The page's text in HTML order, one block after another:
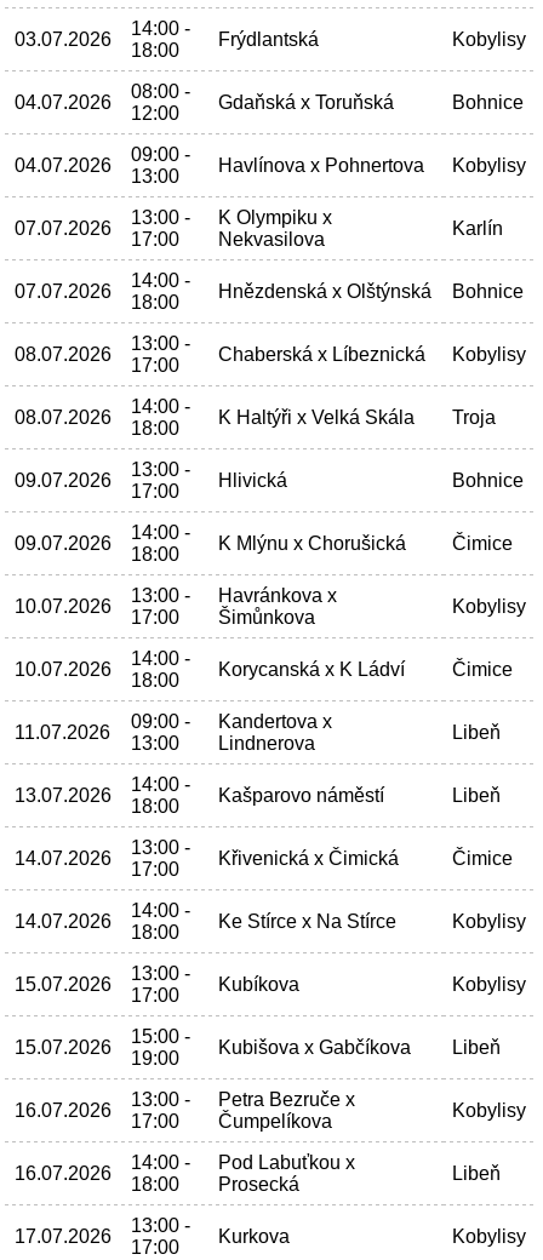
03.07.2026
14:00 -
18:00
Frýdlantská Kobylisy
04.07.2026
08:00 -
12:00
Gdaňská x Toruňská Bohnice
04.07.2026
09:00 -
13:00
Havlínova x Pohnertova Kobylisy
07.07.2026
13:00 -
17:00
K Olympiku x
Nekvasilova
Karlín
07.07.2026
14:00 -
18:00
Hnězdenská x Olštýnská Bohnice
08.07.2026
13:00 -
17:00
Chaberská x Líbeznická Kobylisy
08.07.2026
14:00 -
18:00
K Haltýři x Velká Skála Troja
09.07.2026
13:00 -
17:00
Hlivická Bohnice
09.07.2026
14:00 -
18:00
K Mlýnu x Chorušická Čimice
10.07.2026
13:00 -
17:00
Havránkova x
Šimůnkova
Kobylisy
10.07.2026
14:00 -
18:00
Korycanská x K Ládví Čimice
11.07.2026
09:00 -
13:00
Kandertova x
Lindnerova
Libeň
13.07.2026
14:00 -
18:00
Kašparovo náměstí Libeň
14.07.2026
13:00 -
17:00
Křivenická x Čimická Čimice
14.07.2026
14:00 -
18:00
Ke Stírce x Na Stírce Kobylisy
15.07.2026
13:00 -
17:00
Kubíkova Kobylisy
15.07.2026
15:00 -
19:00
Kubišova x Gabčíkova Libeň
16.07.2026
13:00 -
17:00
Petra Bezruče x
Čumpelíkova
Kobylisy
16.07.2026
14:00 -
18:00
Pod Labuťkou x
Prosecká
Libeň
17.07.2026
13:00 -
17:00
Kurkova Kobylisy